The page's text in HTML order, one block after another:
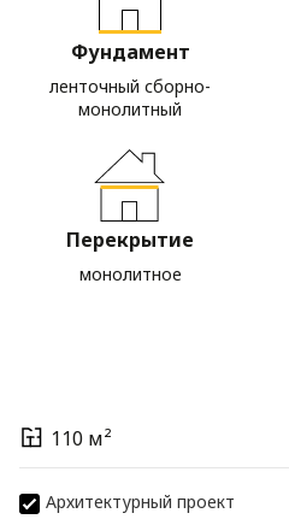
Фундамент
ленточный сборно-
монолитный
Перекрытие
монолитное
110 м²
Архитектурный проект